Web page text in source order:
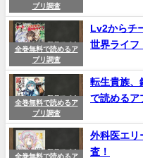
プリ調査
全巻無料で読めるア
プリ調査
Lv2からチ
世界ライフ
全巻無料で読めるア
プリ調査
転生貴族、
で読めるア
全巻無料で読めるア
外科医エリ
査！